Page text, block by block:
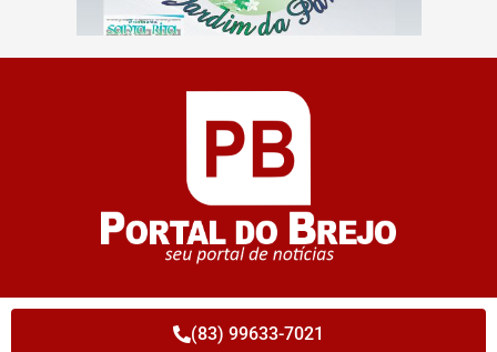
(83) 99633-7021